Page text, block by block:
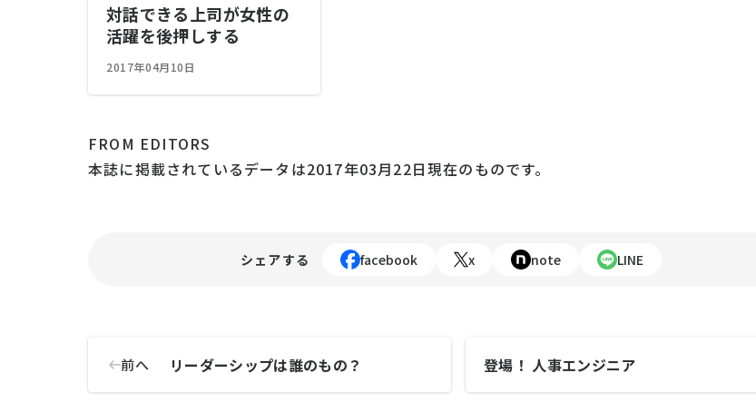
対話できる上司が女性の
活躍を後押しする
2017年04月10日
FROM EDITORS
本誌に掲載されているデータは2017年03月22日現在のものです。
シェアする facebook x note LINE
前へ リーダーシップは誰のもの？ 登場！ 人事エンジニア